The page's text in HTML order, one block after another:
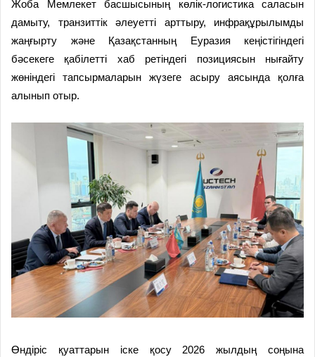
Жоба Мемлекет басшысының көлік-логистика саласын
дамыту, транзиттік әлеуетті арттыру, инфрақұрылымды
жаңғырту және Қазақстанның Еуразия кеңістігіндегі
бәсекеге қабілетті хаб ретіндегі позициясын нығайту
жөніндегі тапсырмаларын жүзеге асыру аясында қолға
алынып отыр.
Өндіріс қуаттарын іске қосу 2026 жылдың соңына